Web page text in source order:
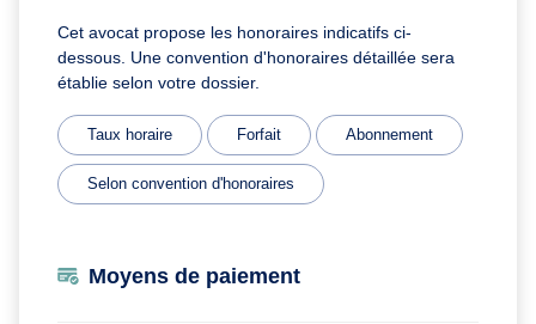
Cet avocat propose les honoraires indicatifs ci-
dessous. Une convention d'honoraires détaillée sera
établie selon votre dossier.
Taux horaire Forfait Abonnement
Selon convention d'honoraires
Moyens de paiement